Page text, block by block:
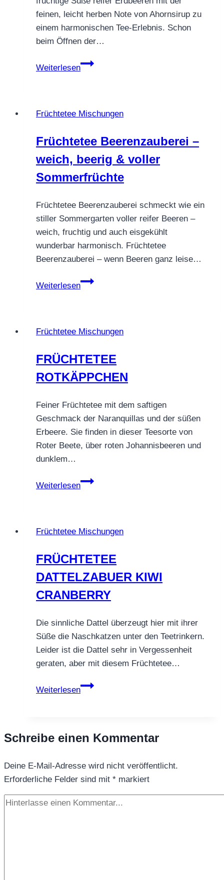
feinen, leicht herben Note von Ahornsirup zu
einem harmonischen Tee-Erlebnis. Schon
beim Öffnen der…
Weiterlesen
Früchtetee
karamellig
Früchtetee Mischungen
Früchtetee Beerenzauberei –
weich, beerig & voller
Sommerfrüchte
Früchtetee Beerenzauberei schmeckt wie ein
stiller Sommergarten voller reifer Beeren –
weich, fruchtig und auch eisgekühlt
wunderbar harmonisch. Früchtetee
Beerenzauberei – wenn Beeren ganz leise…
Weiterlesen
Früchtetee
beerig
voller
Sommerfrüchte
Früchtetee Mischungen
FRÜCHTETEE
ROTKÄPPCHEN
Feiner Früchtetee mit dem saftigen
Geschmack der Naranquillas und der süßen
Erbeere. Sie finden in dieser Teesorte von
Roter Beete, über roten Johannisbeeren und
dunklem…
Weiterlesen
FRÜCHTETEE
Früchtetee Mischungen
FRÜCHTETEE
DATTELZABUER KIWI
CRANBERRY
Die sinnliche Dattel überzeugt hier mit ihrer
Süße die Naschkatzen unter den Teetrinkern.
Leider ist die Dattel sehr in Vergessenheit
geraten, aber mit diesem Früchtetee…
Weiterlesen
FRÜCHTETEE
Schreibe einen Kommentar
Deine E-Mail-Adresse wird nicht veröffentlicht.
Erforderliche Felder sind mit * markiert